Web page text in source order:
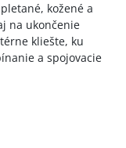
kožené a
na ukončenie
kliešte, ku
a spojovacie